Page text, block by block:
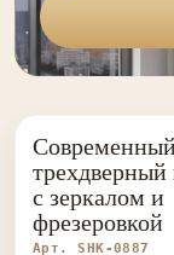
ШКАФЫ НА
с зеркалом и
фрезеровкой
Арт. SHK-0887